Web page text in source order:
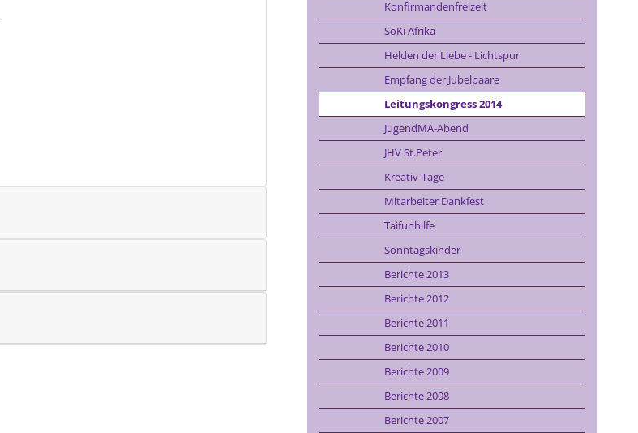
Konfirmandenfreizeit
SoKi Afrika
Helden der Liebe - Lichtspur
Empfang der Jubelpaare
Leitungskongress 2014
JugendMA-Abend
JHV St.Peter
Kreativ-Tage
Mitarbeiter Dankfest
Taifunhilfe
Sonntagskinder
Berichte 2013
Berichte 2012
Berichte 2011
Berichte 2010
Berichte 2009
Berichte 2008
Berichte 2007